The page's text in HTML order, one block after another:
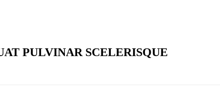
PULVINAR SCELERISQUE